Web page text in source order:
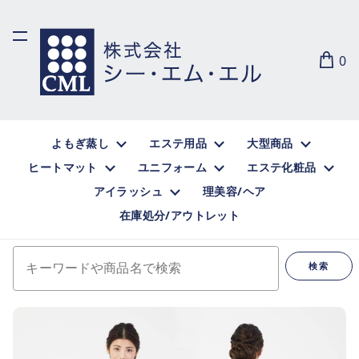
0
よもぎ蒸し エステ用品
大型商品
ヒートマット
ユニフォーム
エステ化粧品
アイラッシュ
理美容/ヘア
在庫処分/アウトレット
検索